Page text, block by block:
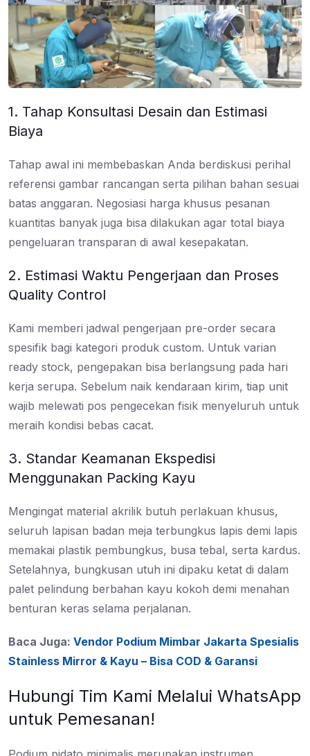
1. Tahap Konsultasi Desain dan Estimasi
Biaya
Tahap awal ini membebaskan Anda berdiskusi perihal
referensi gambar rancangan serta pilihan bahan sesuai
batas anggaran. Negosiasi harga khusus pesanan
kuantitas banyak juga bisa dilakukan agar total biaya
pengeluaran transparan di awal kesepakatan.
2. Estimasi Waktu Pengerjaan dan Proses
Quality Control
Kami memberi jadwal pengerjaan pre-order secara
spesifik bagi kategori produk custom. Untuk varian
ready stock, pengepakan bisa berlangsung pada hari
kerja serupa. Sebelum naik kendaraan kirim, tiap unit
wajib melewati pos pengecekan fisik menyeluruh untuk
meraih kondisi bebas cacat.
3. Standar Keamanan Ekspedisi
Menggunakan Packing Kayu
Mengingat material akrilik butuh perlakuan khusus,
seluruh lapisan badan meja terbungkus lapis demi lapis
memakai plastik pembungkus, busa tebal, serta kardus.
Setelahnya, bungkusan utuh ini dipaku ketat di dalam
palet pelindung berbahan kayu kokoh demi menahan
benturan keras selama perjalanan.
Baca Juga: Vendor Podium Mimbar Jakarta Spesialis
Stainless Mirror & Kayu – Bisa COD & Garansi
Hubungi Tim Kami Melalui WhatsApp
untuk Pemesanan!